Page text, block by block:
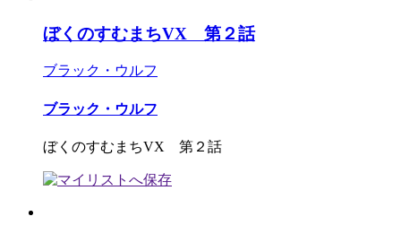
ぼくのすむまちVX 第２話
ブラック・ウルフ
ブラック・ウルフ
ぼくのすむまちVX 第２話